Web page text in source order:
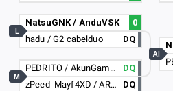
NatsuGNK / AnduVSK
0
hadu / G2 cabelduo
DQ
L
PEDRITO / AkunGamer
DQ
zPeed_Mayf4XD / ARG | Tempo
DQ
M
AI